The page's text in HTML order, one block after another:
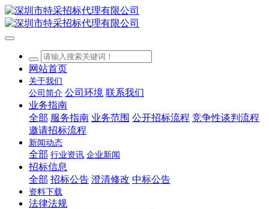
网站首页
关于我们
公司简介 公司环境 联系我们
业务指南
全部 服务指南 业务范围 公开招标流程 竞争性谈判流程
邀请招标流程
新闻动态
全部 行业资讯 企业新闻
招标信息
全部 招标公告 澄清修改 中标公告
资料下载
法律法规